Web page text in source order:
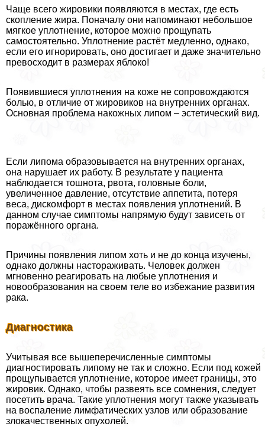
Чаще всего жировики появляются в местах, где есть
скопление жира. Поначалу они напоминают небольшое
мягкое уплотнение, которое можно прощупать
самостоятельно. Уплотнение растёт медленно, однако,
если его игнорировать, оно достигает и даже значительно
превосходит в размерах яблоко!
Появившиеся уплотнения на коже не сопровождаются
болью, в отличие от жировиков на внутренних органах.
Основная проблема накожных липом – эстетический вид.
Если липома образовывается на внутренних органах,
она нарушает их работу. В результате у пациента
наблюдается тошнота, рвота, головные боли,
увеличенное давление, отсутствие аппетита, потеря
веса, дискомфорт в местах появления уплотнений. В
данном случае симптомы напрямую будут зависеть от
поражённого органа.
Причины появления липом хоть и не до конца изучены,
однако должны настораживать. Человек должен
мгновенно реагировать на любые уплотнения и
новообразования на своем теле во избежание развития
paка.
Диагностика
Учитывая все вышеперечисленные симптомы
диагностировать липому не так и сложно. Если под кожей
прощупывается уплотнение, которое имеет границы, это
жировик. Однако, чтобы развеять все сомнения, следует
посетить врача. Такие уплотнения могут также указывать
на воспаление лимфатических узлов или образование
злокачественных опухолей.